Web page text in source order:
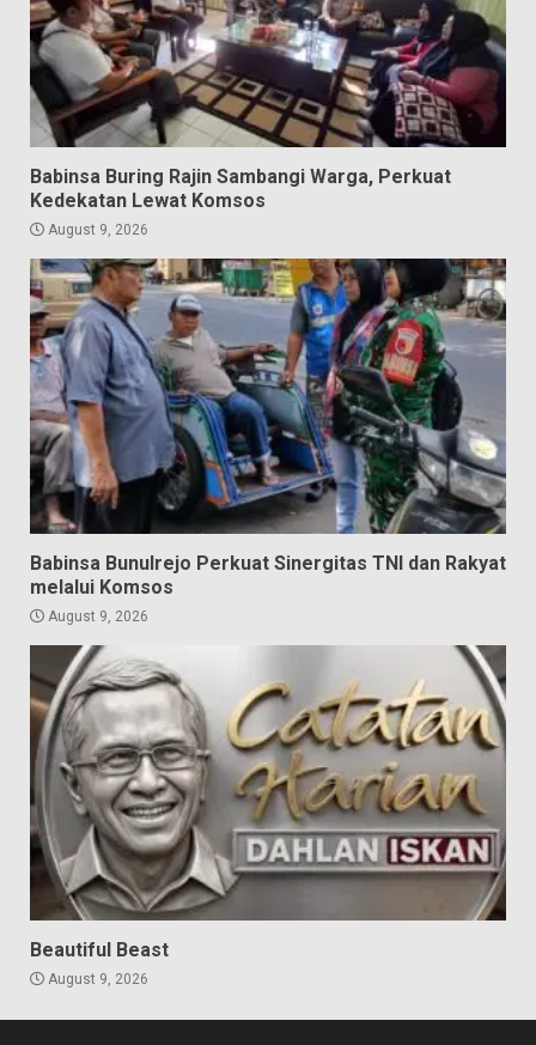
Babinsa Buring Rajin Sambangi Warga, Perkuat
Kedekatan Lewat Komsos
August 9, 2026
Babinsa Bunulrejo Perkuat Sinergitas TNI dan Rakyat
melalui Komsos
August 9, 2026
Beautiful Beast
August 9, 2026